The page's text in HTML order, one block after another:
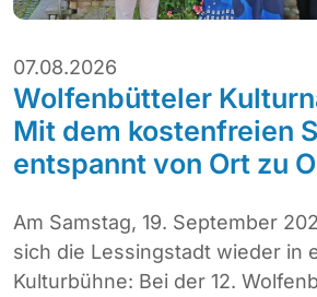
07.08.2026
Wolfenbütteler
Mit dem kostenfreien
entspannt von Ort zu
Am Samstag, 19. September
sich die Lessingstadt wieder in
Kulturbühne: Bei der 12.